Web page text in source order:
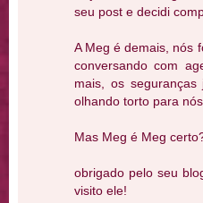
seu post e decidi
A Meg é demais, nós
conversando com
mais, os
olhando torto para
Mas Meg é Meg
obrigado pelo seu
visito ele!